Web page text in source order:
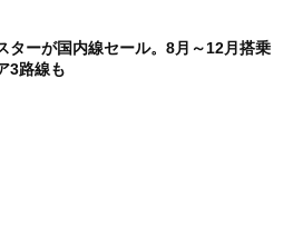
ターが国内線セール。8月～12月搭乗
3路線も